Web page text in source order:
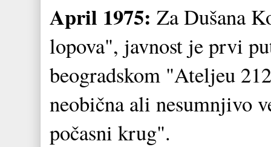
April 1975: Za Dušana
lopova", javnost je prvi
beogradskom "Ateljeu
neobična ali nesumnjivo
počasni krug".